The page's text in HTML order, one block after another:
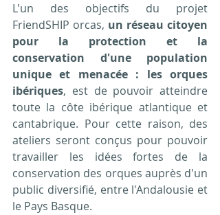
L'un des objectifs du projet
FriendSHIP orcas, un réseau citoyen
pour la protection et la
conservation d'une population
unique et menacée : les orques
ibériques, est de pouvoir atteindre
toute la côte ibérique atlantique et
cantabrique. Pour cette raison, des
ateliers seront conçus pour pouvoir
travailler les idées fortes de la
conservation des orques auprès d'un
public diversifié, entre l'Andalousie et
le Pays Basque.